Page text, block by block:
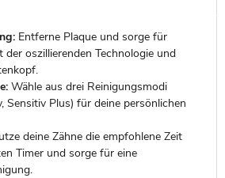
Entferne Plaque und sorge für
der oszillierenden Technologie und
Wähle aus drei Reinigungsmodi
Sensitiv Plus) für deine persönlichen
deine Zähne die empfohlene Zeit
Timer und sorge für eine